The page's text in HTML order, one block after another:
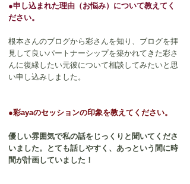
●申し込まれた理由（お悩み）について教えてく
ださい。
根本さんのブログから彩さんを知り、ブログを拝
見して良いパートナーシップを築かれてきた彩さ
んに復縁したい元彼について相談してみたいと思
い申し込みしました。
●彩ayaのセッションの印象を教えてください。
優しい雰囲気で私の話をじっくりと聞いてくださ
いました。とても話しやすく、あっという間に時
間が計画していました！